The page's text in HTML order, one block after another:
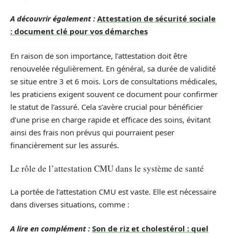
A découvrir également : Attestation de sécurité sociale
: document clé pour vos démarches
En raison de son importance, l’attestation doit être
renouvelée régulièrement. En général, sa durée de validité
se situe entre 3 et 6 mois. Lors de consultations médicales,
les praticiens exigent souvent ce document pour confirmer
le statut de l’assuré. Cela s’avère crucial pour bénéficier
d’une prise en charge rapide et efficace des soins, évitant
ainsi des frais non prévus qui pourraient peser
financièrement sur les assurés.
Le rôle de l’attestation CMU dans le système de santé
La portée de l’attestation CMU est vaste. Elle est nécessaire
dans diverses situations, comme :
A lire en complément : Son de riz et cholestérol : quel